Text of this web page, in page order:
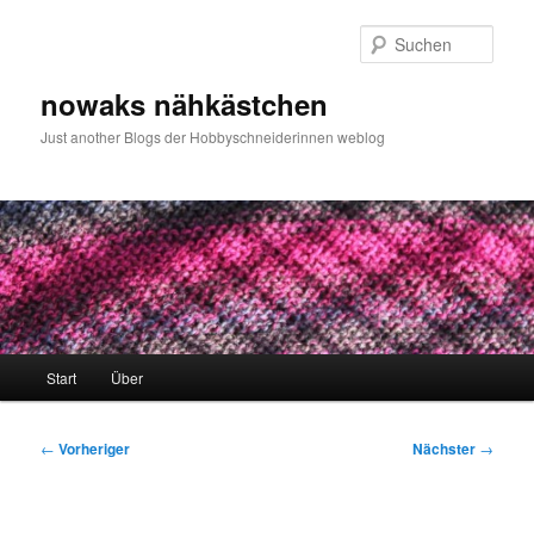
nowaks nähkästchen
Just another Blogs der Hobbyschneiderinnen weblog
Start Über
Beitragsnavigation
← Vorheriger Nächster →